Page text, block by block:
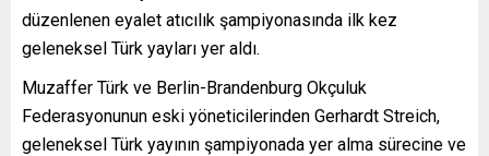
düzenlenen eyalet atıcılık şampiyonasında ilk kez
geleneksel Türk yayları yer aldı.
Muzaffer Türk ve Berlin-Brandenburg Okçuluk
Federasyonunun eski yöneticilerinden Gerhardt Streich,
geleneksel Türk yayının şampiyonada yer alma sürecine ve